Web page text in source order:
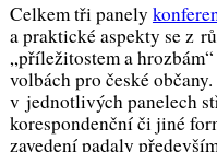
Celkem tři panely
a praktické aspekty se z
„příležitostem a
volbách pro české
v jednotlivých panelech
korespondenční či jiné
zavedení padaly